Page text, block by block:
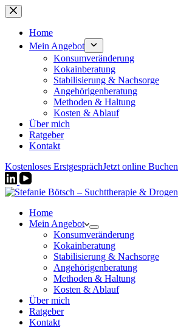
Zum
Inhalt
springenHome
Mein Angebot
Konsumveränderung
Kokainberatung
Stabilisierung & Nachsorge
Angehörigenberatung
Methoden & Haltung
Kosten & Ablauf
Über mich
Ratgeber
Kontakt
Kostenloses ErstgesprächJetzt online Buchen
Home
Mein Angebot
Konsumveränderung
Kokainberatung
Stabilisierung & Nachsorge
Angehörigenberatung
Methoden & Haltung
Kosten & Ablauf
Über mich
Ratgeber
Kontakt